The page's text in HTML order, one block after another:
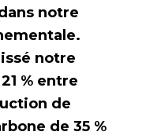
notre
notre
% entre
de
de 35 %